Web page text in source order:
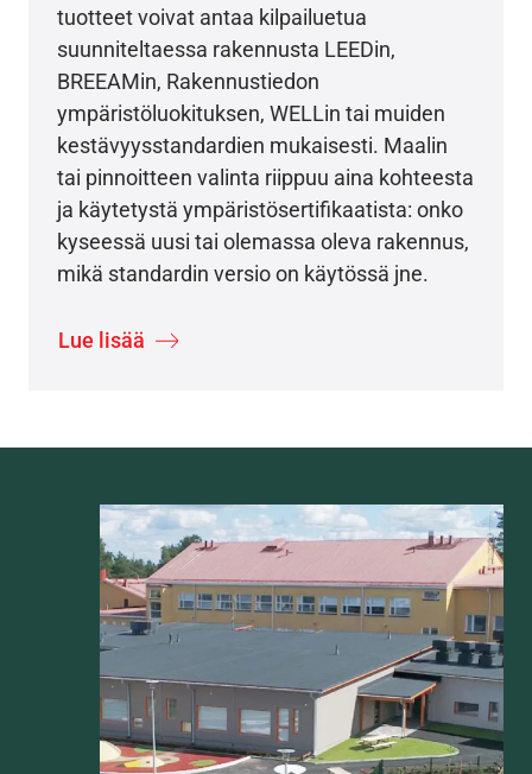
tuotteet voivat antaa kilpailuetua
suunniteltaessa rakennusta LEEDin,
BREEAMin, Rakennustiedon
ympäristöluokituksen, WELLin tai muiden
kestävyysstandardien mukaisesti. Maalin
tai pinnoitteen valinta riippuu aina kohteesta
ja käytetystä ympäristösertifikaatista: onko
kyseessä uusi tai olemassa oleva rakennus,
mikä standardin versio on käytössä jne.
Lue lisää